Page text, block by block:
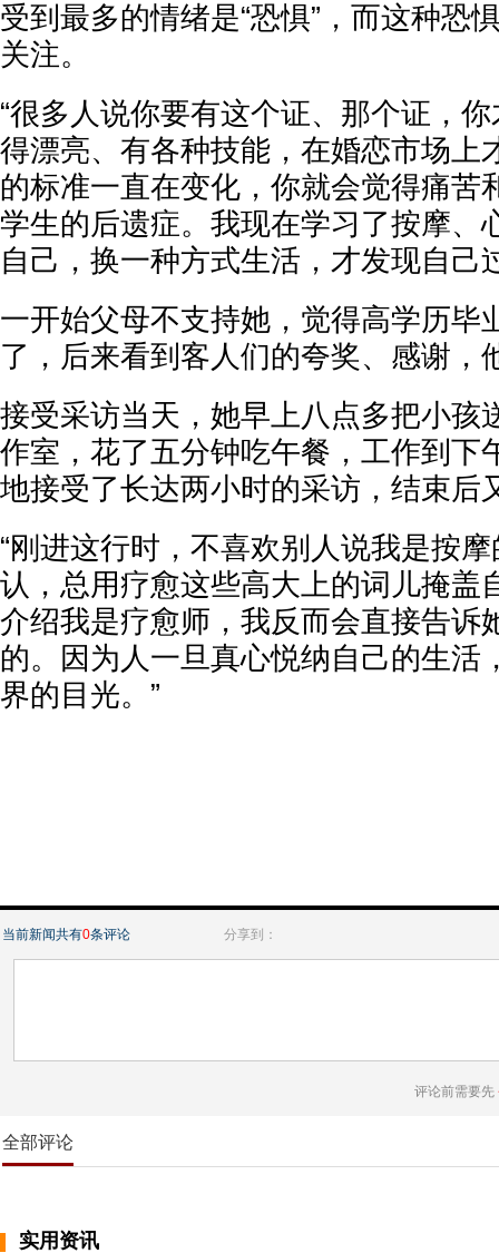
受到最多的情绪是“恐惧”，而这种恐
关注。
“很多人说你要有这个证、那个证，
得漂亮、有各种技能，在婚恋市场上
的标准一直在变化，你就会觉得痛苦
学生的后遗症。我现在学习了按摩、
自己，换一种方式生活，才发现自己
一开始父母不支持她，觉得高学历毕
了，后来看到客人们的夸奖、感谢，
接受采访当天，她早上八点多把小孩
作室，花了五分钟吃午餐，工作到下
地接受了长达两小时的采访，结束后
“刚进这行时，不喜欢别人说我是按
认，总用疗愈这些高大上的词儿掩盖
介绍我是疗愈师，我反而会直接告诉
的。因为人一旦真心悦纳自己的生活
界的目光。”
当前新闻共有0条评论 分享到：
评论前需要先
全部评论
实用资讯